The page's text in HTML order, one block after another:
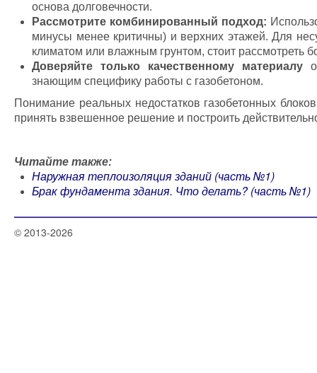
основа долговечности.
Рассмотрите комбинированный подход:
минусы менее критичны) и верхних этажей. Для
климатом или влажным грунтом, стоит рассмотреть
Доверяйте только качественному материалу
знающим специфику работы с газобетоном.
Понимание реальных недостатков газобетонных
принять взвешенное решение и построить
Читайте также:
Наружная теплоизоляция зданий (часть №1)
Брак фундамента здания. Что делать? (часть №1)
© 2013-2026